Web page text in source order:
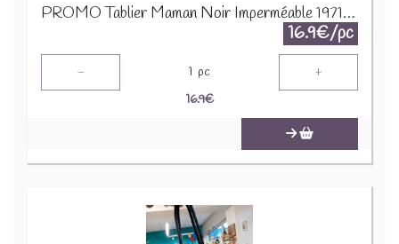
PROMO Tablier Maman Noir Imperméable 19717 1690
16.9€/pc
- 1 pc +
16.9€